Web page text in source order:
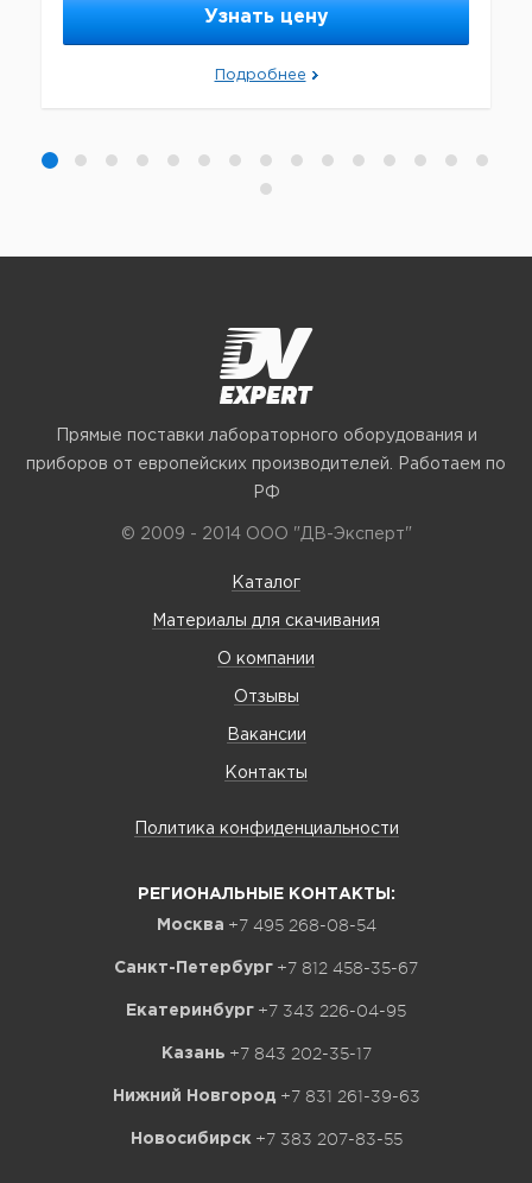
Узнать цену
Подробнее
Прямые поставки лабораторного оборудования и
приборов от европейских производителей. Работаем по
РФ
© 2009 - 2014 ООО "ДВ-Эксперт"
Каталог
Материалы для скачивания
О компании
Отзывы
Вакансии
Контакты
Политика конфиденциальности
РЕГИОНАЛЬНЫЕ КОНТАКТЫ:
Москва +7 495 268-08-54
Санкт-Петербург +7 812 458-35-67
Екатеринбург +7 343 226-04-95
Казань +7 843 202-35-17
Нижний Новгород +7 831 261-39-63
Новосибирск +7 383 207-83-55